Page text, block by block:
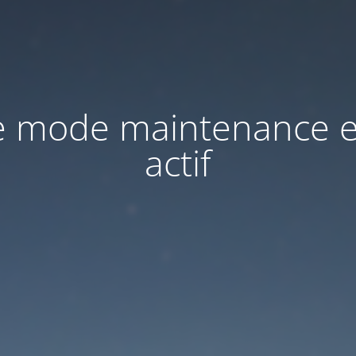
mode maintenance
actif